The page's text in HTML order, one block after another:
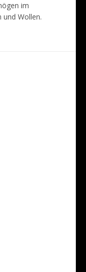
im
und Wollen.